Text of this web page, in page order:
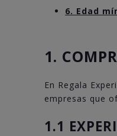
6. Edad
1.
En Regala
empresas que
1.1